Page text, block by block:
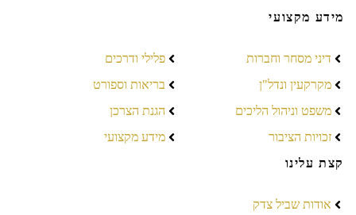
מידע מקצועי
דיני מסחר וחברות
מקרקעין ונדל"ן
משפט וניהול הליכים
זכויות הציבור
פלילי ודרכים
בריאות וספורט
הגנת הצרכן
מידע מקצועי
קצת עלינו
אודות שביל צדק